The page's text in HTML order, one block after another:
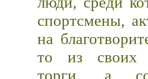
спортсмены,
на
то из своих
торги, а